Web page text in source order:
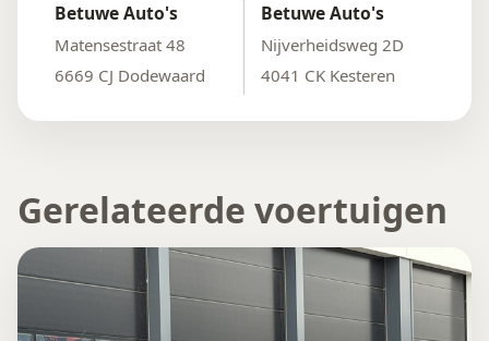
Betuwe Auto's
Matensestraat 48
6669 CJ Dodewaard
Betuwe Auto's
Nijverheidsweg 2D
4041 CK Kesteren
Gerelateerde voertuigen